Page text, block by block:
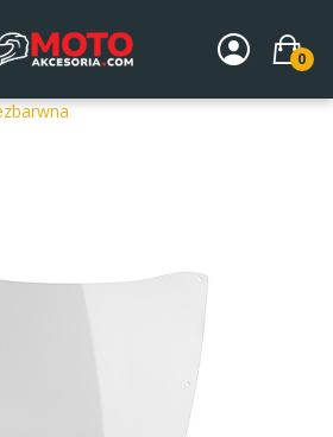
0
Szyby
Szyby